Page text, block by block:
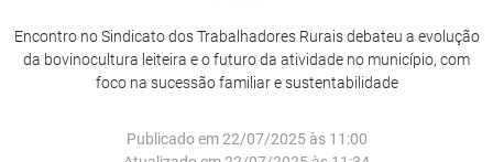
Encontro no Sindicato dos Trabalhadores Rurais debateu a evolução
da bovinocultura leiteira e o futuro da atividade no município, com
foco na sucessão familiar e sustentabilidade
Publicado em 22/07/2025 às 11:00